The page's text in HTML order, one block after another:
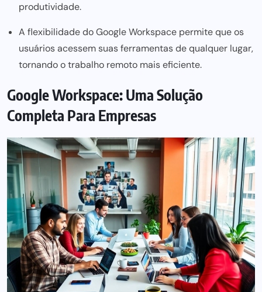
produtividade.
A flexibilidade do Google Workspace permite que os
usuários acessem suas ferramentas de qualquer lugar,
tornando o trabalho remoto mais eficiente.
Google Workspace: Uma Solução
Completa Para Empresas